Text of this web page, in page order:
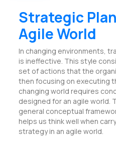
Strategic
Agile World
In changing environments,
is ineffective. This style
set of actions that the
then focusing on executing
changing world requires
designed for an agile world.
general conceptual
helps us think well when
strategy in an agile world.